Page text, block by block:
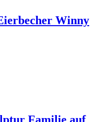
Winny
Familie auf